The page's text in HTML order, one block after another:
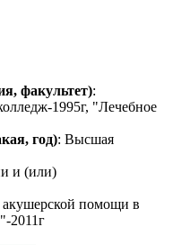
факультет):
1995г, "Лечебное
год): Высшая
и (или)
помощи в
2011г